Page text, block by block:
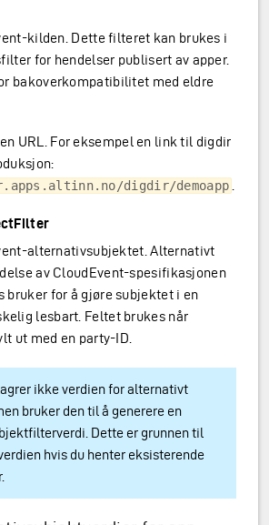
kilden. Dette filteret kan brukes i
for hendelser publisert av apper.
bakoverkompatibilitet med eldre
URL. For eksempel en link til digdir
digdir/demoapp
alternativsubjektet. Alternativt
av CloudEvent-spesifikasjonen
bruker for å gjøre subjektet i en
lesbart. Feltet brukes når
ut med en party-ID.
ikke verdien for alternativt
bruker den til å generere en
Dette er grunnen til
hvis du henter eksisterende